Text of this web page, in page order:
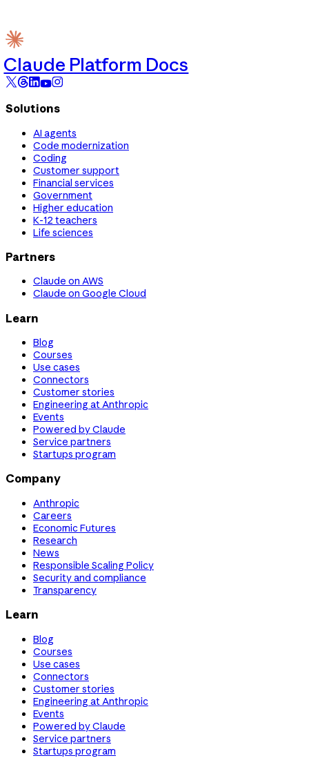
Claude Platform Docs
Solutions
AI agents
Code modernization
Coding
Customer support
Financial services
Government
Higher education
K-12 teachers
Life sciences
Partners
Claude on AWS
Claude on Google Cloud
Learn
Blog
Courses
Use cases
Connectors
Customer stories
Engineering at Anthropic
Events
Powered by Claude
Service partners
Startups program
Company
Anthropic
Careers
Economic Futures
Research
News
Responsible Scaling Policy
Security and compliance
Transparency
Learn
Blog
Courses
Use cases
Connectors
Customer stories
Engineering at Anthropic
Events
Powered by Claude
Service partners
Startups program